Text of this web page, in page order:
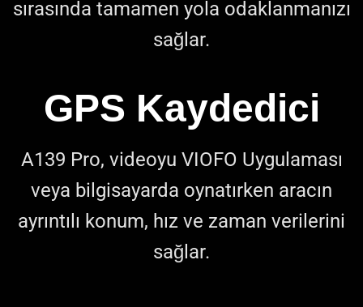
sırasında tamamen yola odaklanmanızı
sağlar.
GPS Kaydedici
A139 Pro, videoyu VIOFO Uygulaması
veya bilgisayarda oynatırken aracın
ayrıntılı konum, hız ve zaman verilerini
sağlar.